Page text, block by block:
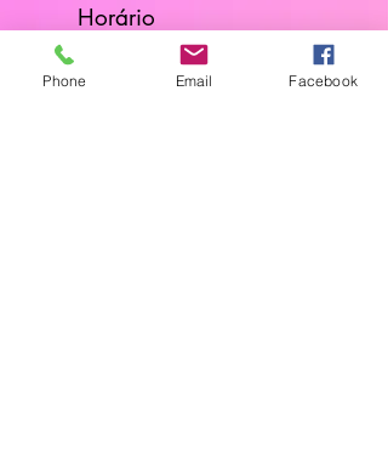
Horário
Dias Úteis: 10H00 - 18H00
Phone Email Facebook